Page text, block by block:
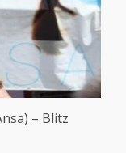
– Blitz